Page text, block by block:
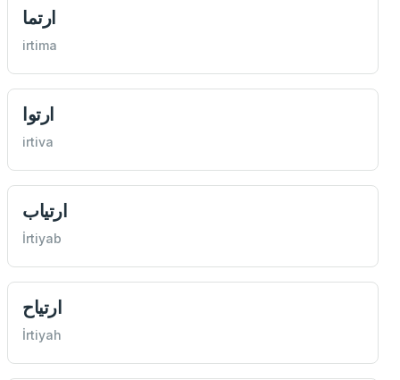
ارتما
irtima
ارتوا
irtiva
ارتياب
İrtiyab
ارتياح
İrtiyah